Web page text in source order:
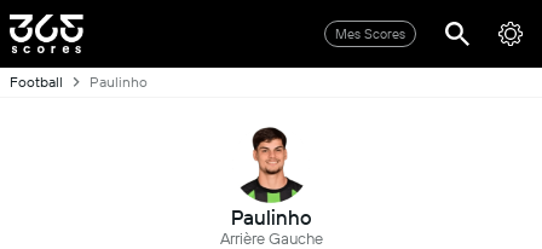
Mes Scores
Football Paulinho
Paulinho
Arrière Gauche